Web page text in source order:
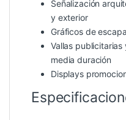
Señalización
y exterior
Gráficos de
Vallas
media duración
Displays